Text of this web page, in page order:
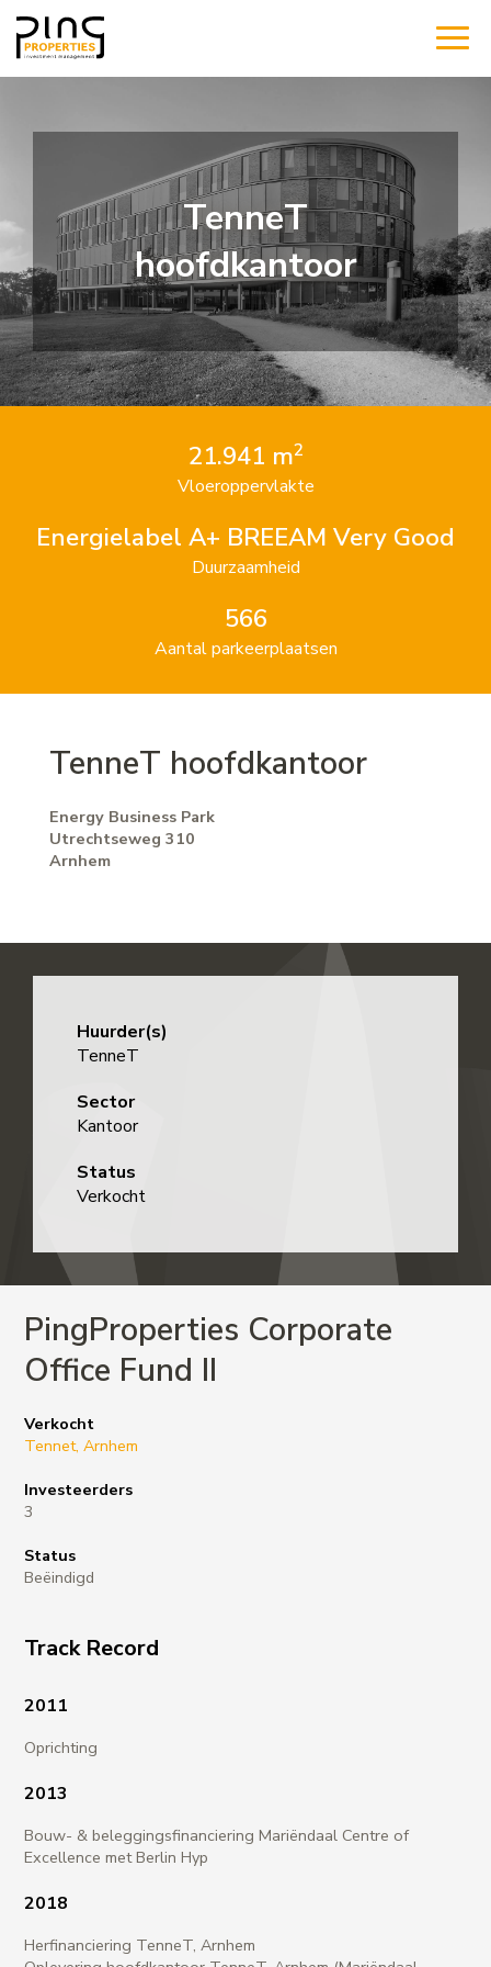
TenneT
hoofdkantoor
21.941 m2
Vloeroppervlakte
Energielabel A+ BREEAM Very Good
Duurzaamheid
566
Aantal parkeerplaatsen
TenneT hoofdkantoor
Energy Business Park
Utrechtseweg 310
Arnhem
Huurder(s)
TenneT
Sector
Kantoor
Status
Verkocht
PingProperties Corporate
Office Fund II
Verkocht
Tennet, Arnhem
Investeerders
3
Status
Beëindigd
Track Record
2011
Oprichting
2013
Bouw- & beleggingsfinanciering Mariëndaal Centre of
Excellence met Berlin Hyp
2018
Herfinanciering TenneT, Arnhem